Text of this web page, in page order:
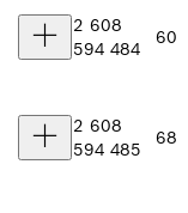
2 608
594 484
60
2 608
594 485
68